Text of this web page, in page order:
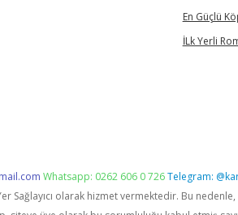
En Güçlü
İLk Yerli
Whatsapp: 0262 606 0 726Telegram:
Sağlayıcı olarak hizmet vermektedir. Bu